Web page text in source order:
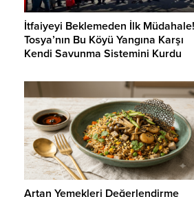
İtfaiyeyi Beklemeden İlk Müdahale!
Tosya’nın Bu Köyü Yangına Karşı
Kendi Savunma Sistemini Kurdu
Artan Yemekleri Değerlendirme